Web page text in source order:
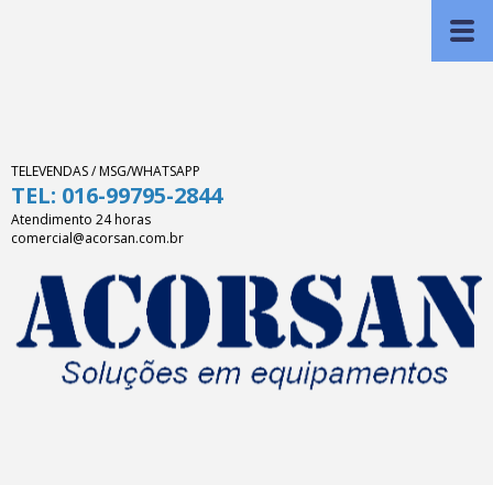
TELEVENDAS / MSG/WHATSAPP
TEL: 016-99795-2844
Atendimento 24 horas
comercial@acorsan.com.br